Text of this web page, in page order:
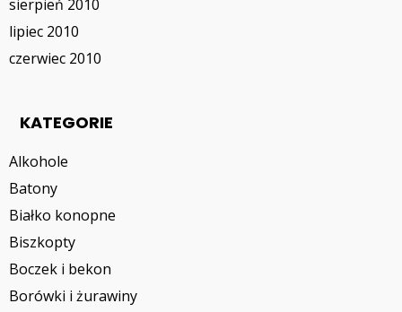
sierpień 2010
lipiec 2010
czerwiec 2010
KATEGORIE
Alkohole
Batony
Białko konopne
Biszkopty
Boczek i bekon
Borówki i żurawiny